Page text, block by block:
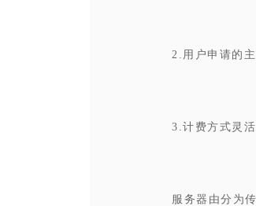
2.用户申请的
3.计费方式灵
服务器由分为